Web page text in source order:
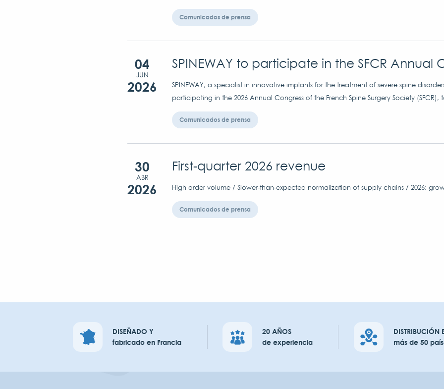
Comunicados de prensa
04
JUN
2026
SPINEWAY to participate in the SFCR Annual
SPINEWAY, a specialist in innovative implants for the treatment of severe spine
participating in the 2026 Annual Congress of the French Spine Surgery Society
Comunicados de prensa
30
ABR
2026
First-quarter 2026 revenue
High order volume / Slower-than-expected normalization of supply chains / 2026:
Comunicados de prensa
DISEÑADO Y
fabricado en Francia
20 AÑOS
de experiencia
DISTRIBUCIÓN
más de 50